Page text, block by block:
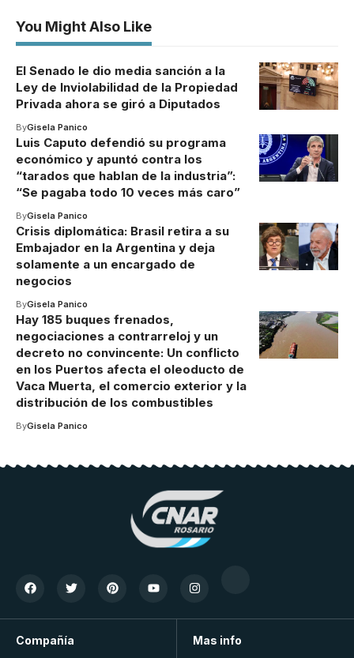
You Might Also Like
El Senado le dio media sanción a la
Ley de Inviolabilidad de la Propiedad
Privada ahora se giró a Diputados
ByGisela Panico
Luis Caputo defendió su programa
económico y apuntó contra los
“tarados que hablan de la industria”:
“Se pagaba todo 10 veces más caro”
ByGisela Panico
Crisis diplomática: Brasil retira a su
Embajador en la Argentina y deja
solamente a un encargado de
negocios
ByGisela Panico
Hay 185 buques frenados,
negociaciones a contrarreloj y un
decreto no convincente: Un conflicto
en los Puertos afecta el oleoducto de
Vaca Muerta, el comercio exterior y la
distribución de los combustibles
ByGisela Panico
Compañía Mas info